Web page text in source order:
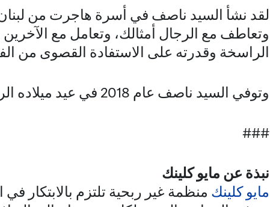
لقد نشأ السيد ناصف في أسرة هاجرت من
وتعاطف مع الرجال أمثالك، وتعامل مع
الراسخة وقدرته على الاستفادة القصوى من
وتوفي السيد ناصف عام 2018 في عيد ميلاده الرابع والتسعين.
###
نبذة عن مايو كلينك
مايو كلينك منظمة غير ربحية تلتزم بالابتكار